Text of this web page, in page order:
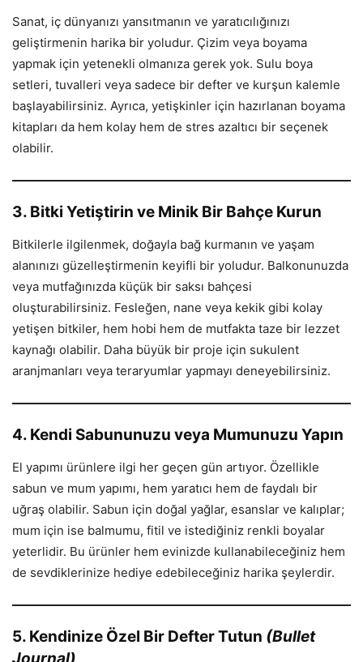
Sanat, iç dünyanızı yansıtmanın ve yaratıcılığınızı
geliştirmenin harika bir yoludur. Çizim veya boyama
yapmak için yetenekli olmanıza gerek yok. Sulu boya
setleri, tuvalleri veya sadece bir defter ve kurşun kalemle
başlayabilirsiniz. Ayrıca, yetişkinler için hazırlanan boyama
kitapları da hem kolay hem de stres azaltıcı bir seçenek
olabilir.
3. Bitki Yetiştirin ve Minik Bir Bahçe Kurun
Bitkilerle ilgilenmek, doğayla bağ kurmanın ve yaşam
alanınızı güzelleştirmenin keyifli bir yoludur. Balkonunuzda
veya mutfağınızda küçük bir saksı bahçesi
oluşturabilirsiniz. Fesleğen, nane veya kekik gibi kolay
yetişen bitkiler, hem hobi hem de mutfakta taze bir lezzet
kaynağı olabilir. Daha büyük bir proje için sukulent
aranjmanları veya teraryumlar yapmayı deneyebilirsiniz.
4. Kendi Sabununuzu veya Mumunuzu Yapın
El yapımı ürünlere ilgi her geçen gün artıyor. Özellikle
sabun ve mum yapımı, hem yaratıcı hem de faydalı bir
uğraş olabilir. Sabun için doğal yağlar, esanslar ve kalıplar;
mum için ise balmumu, fitil ve istediğiniz renkli boyalar
yeterlidir. Bu ürünler hem evinizde kullanabileceğiniz hem
de sevdiklerinize hediye edebileceğiniz harika şeylerdir.
5. Kendinize Özel Bir Defter Tutun (Bullet